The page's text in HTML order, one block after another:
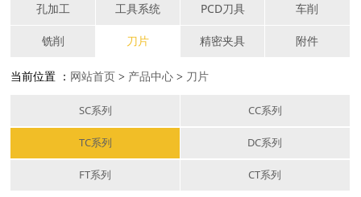
孔加工 工具系统 PCD刀具 车削
铣削 刀片 精密夹具 附件
当前位置 ： 网站首页 > 产品中心 > 刀片
SC系列 CC系列
TC系列 DC系列
FT系列 CT系列